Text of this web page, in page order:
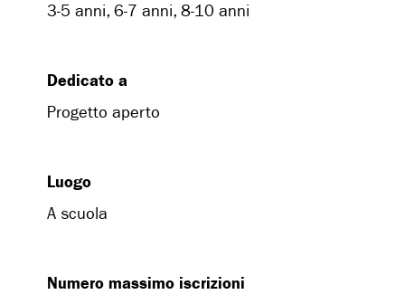
3-5 anni, 6-7 anni, 8-10 anni
Dedicato a
Progetto aperto
Luogo
A scuola
Numero massimo iscrizioni